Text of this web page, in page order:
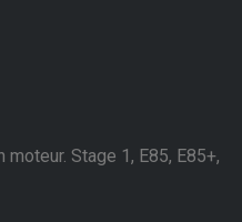
Stage 1, E85, E85+,